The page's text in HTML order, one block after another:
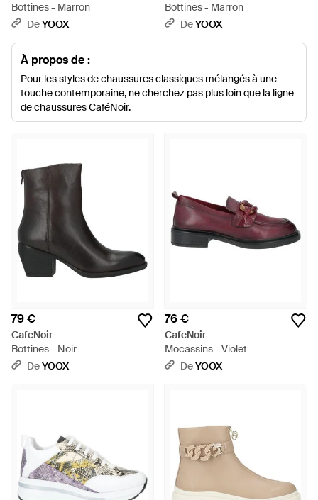
Bottines - Marron
DeYOOX
Bottines - Marron
DeYOOX
À propos de :
Pour les styles de chaussures classiques mélangés à une
touche contemporaine, ne cherchez pas plus loin que la ligne
de chaussures CaféNoir.
79 €
CafeNoir
Bottines - Noir
DeYOOX
76 €
CafeNoir
Mocassins - Violet
DeYOOX